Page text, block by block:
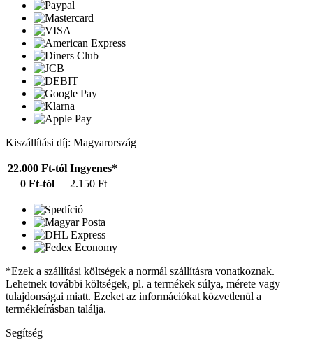
Kiszállítási díj: Magyarország
22.000 Ft-tól Ingyenes*
0 Ft-tól
2.150 Ft
*Ezek a szállítási költségek a normál szállításra vonatkoznak.
Lehetnek további költségek, pl. a termékek súlya, mérete vagy
tulajdonságai miatt. Ezeket az információkat közvetlenül a
termékleírásban találja.
Segítség